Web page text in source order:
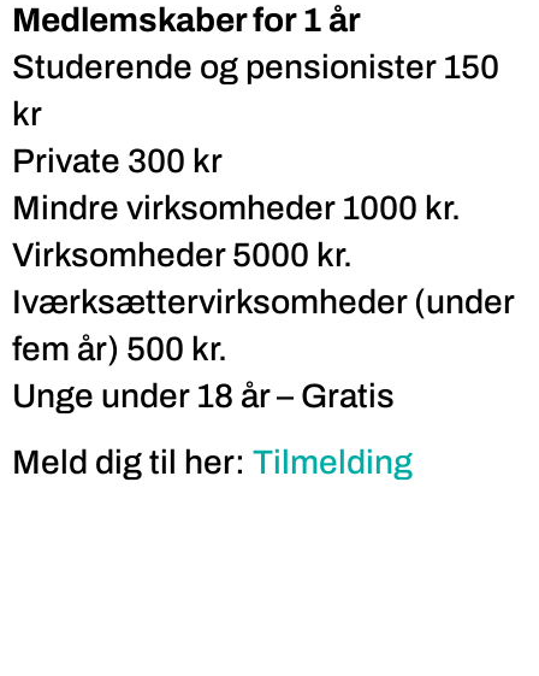
Medlemskaber for 1 år
Studerende og pensionister 150
kr
Private 300 kr
Mindre virksomheder 1000 kr.
Virksomheder 5000 kr.
Iværksættervirksomheder (under
fem år) 500 kr.
Unge under 18 år – Gratis
Meld dig til her: Tilmelding